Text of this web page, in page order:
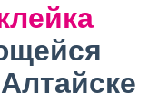
с политикой
получение